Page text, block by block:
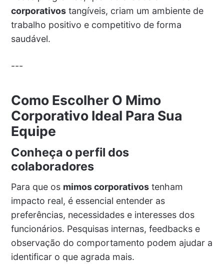
corporativostangíveis, criam um ambiente de
trabalho positivo e competitivo de forma
saudável.
---
Como Escolher O Mimo
Corporativo Ideal Para Sua
Equipe
Conheça o perfil dos
colaboradores
Para que os mimos corporativostenham
impacto real, é essencial entender as
preferências, necessidades e interesses dos
funcionários. Pesquisas internas, feedbacks e
observação do comportamento podem ajudar a
identificar o que agrada mais.